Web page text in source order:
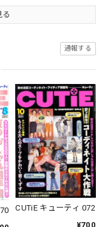
る
通報する
CUTiE キューティ 072
¥700